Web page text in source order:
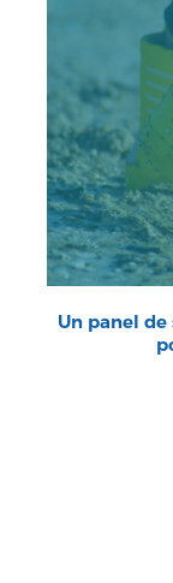
Un panel